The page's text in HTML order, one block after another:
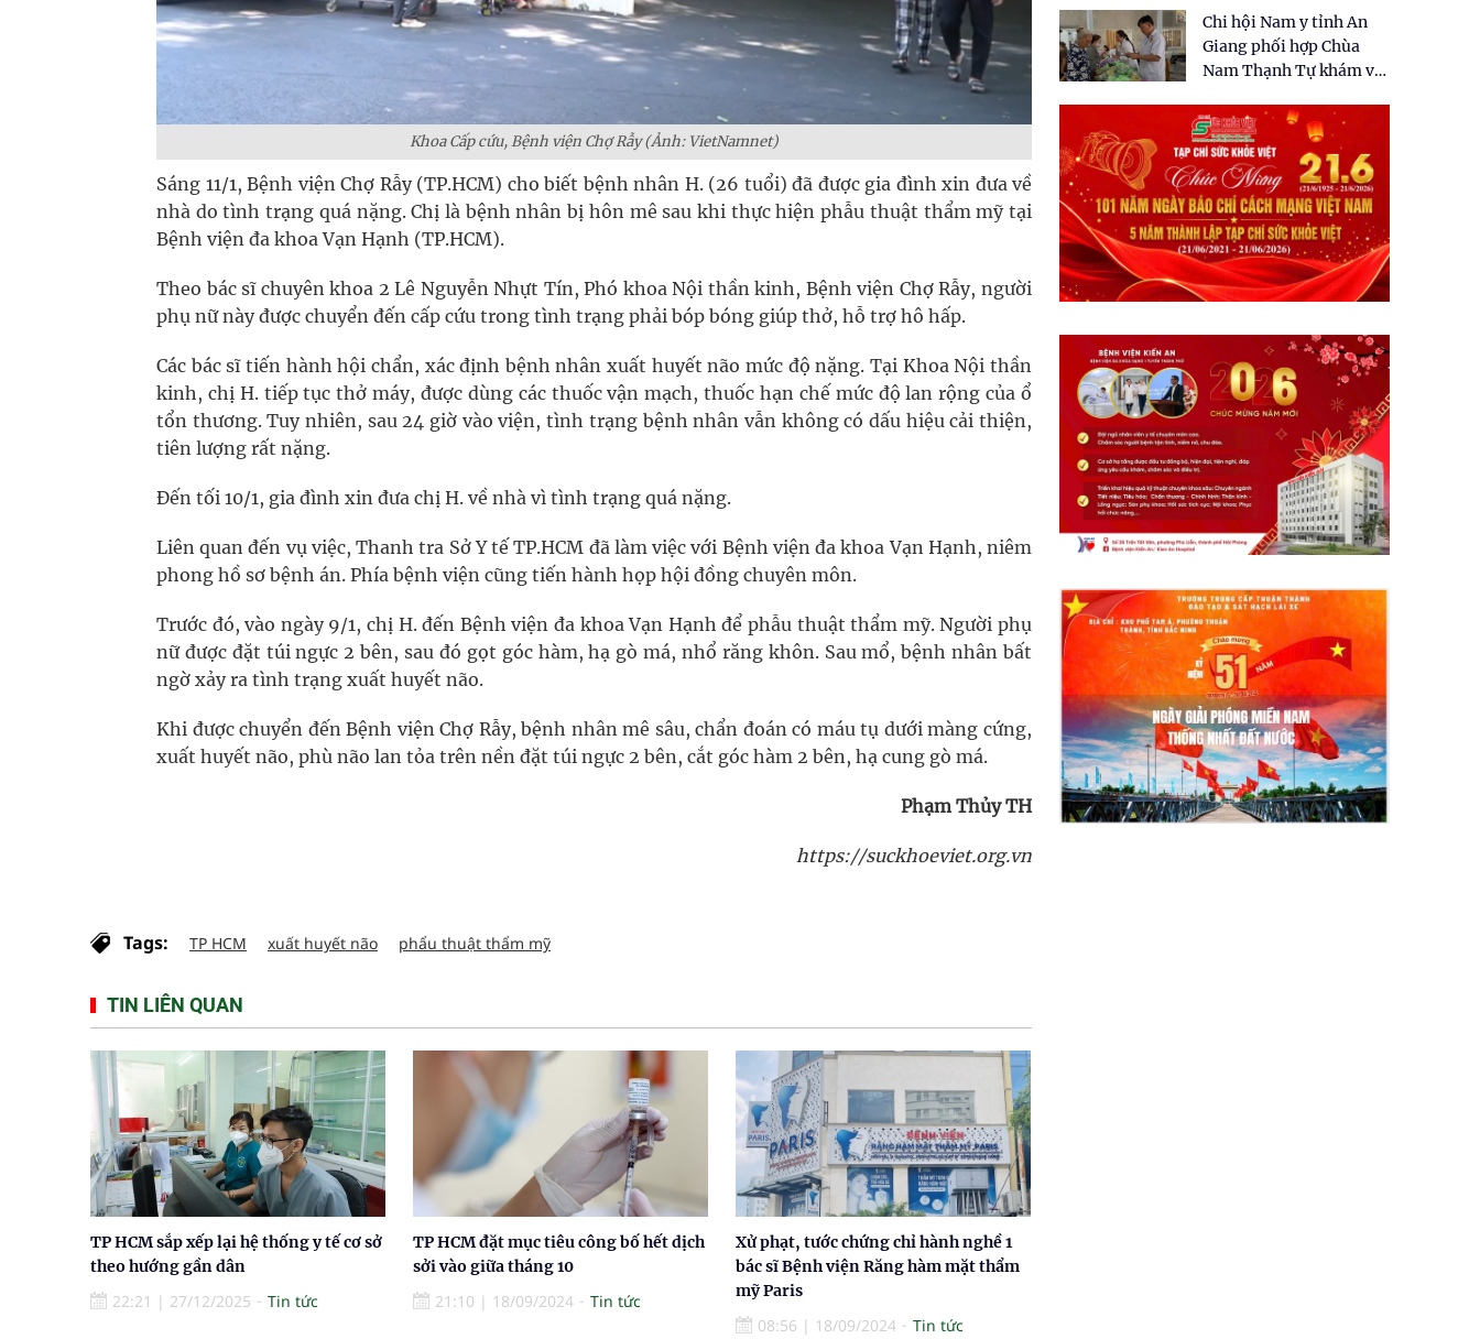
Khoa Cấp cứu, Bệnh viện Chợ Rẫy (Ảnh: VietNamnet)
Sáng 11/1, Bệnh viện Chợ Rẫy (TP.HCM) cho biết bệnh nhân H. (26 tuổi) đã được gia đình xin đưa về
nhà do tình trạng quá nặng. Chị là bệnh nhân bị hôn mê sau khi thực hiện phẫu thuật thẩm mỹ tại
Bệnh viện đa khoa Vạn Hạnh (TP.HCM).
Theo bác sĩ chuyên khoa 2 Lê Nguyễn Nhựt Tín, Phó khoa Nội thần kinh, Bệnh viện Chợ Rẫy, người
phụ nữ này được chuyển đến cấp cứu trong tình trạng phải bóp bóng giúp thở, hỗ trợ hô hấp.
Các bác sĩ tiến hành hội chẩn, xác định bệnh nhân xuất huyết não mức độ nặng. Tại Khoa Nội thần
kinh, chị H. tiếp tục thở máy, được dùng các thuốc vận mạch, thuốc hạn chế mức độ lan rộng của ổ
tổn thương. Tuy nhiên, sau 24 giờ vào viện, tình trạng bệnh nhân vẫn không có dấu hiệu cải thiện,
tiên lượng rất nặng.
Đến tối 10/1, gia đình xin đưa chị H. về nhà vì tình trạng quá nặng.
Liên quan đến vụ việc, Thanh tra Sở Y tế TP.HCM đã làm việc với Bệnh viện đa khoa Vạn Hạnh, niêm
phong hồ sơ bệnh án. Phía bệnh viện cũng tiến hành họp hội đồng chuyên môn.
Trước đó, vào ngày 9/1, chị H. đến Bệnh viện đa khoa Vạn Hạnh để phẫu thuật thẩm mỹ. Người phụ
nữ được đặt túi ngực 2 bên, sau đó gọt góc hàm, hạ gò má, nhổ răng khôn. Sau mổ, bệnh nhân bất
ngờ xảy ra tình trạng xuất huyết não.
Khi được chuyển đến Bệnh viện Chợ Rẫy, bệnh nhân mê sâu, chẩn đoán có máu tụ dưới màng cứng,
xuất huyết não, phù não lan tỏa trên nền đặt túi ngực 2 bên, cắt góc hàm 2 bên, hạ cung gò má.
Phạm Thủy TH
https://suckhoeviet.org.vn
Tags: TP HCM xuất huyết não phẩu thuật thẩm mỹ
TIN LIÊN QUAN
TP HCM sắp xếp lại hệ thống y tế cơ sở
theo hướng gần dân
22:21 | 27/12/2025 Tin tức
TP HCM đặt mục tiêu công bố hết dịch
sởi vào giữa tháng 10
21:10 | 18/09/2024 Tin tức
Xử phạt, tước chứng chỉ hành nghề 1
bác sĩ Bệnh viện Răng hàm mặt thẩm
mỹ Paris
08:56 | 18/09/2024 Tin tức
dân tại xã Tân Tập
Chi hội Nam y tỉnh An
Giang phối hợp Chùa
Nam Thạnh Tự khám và
nhân dân